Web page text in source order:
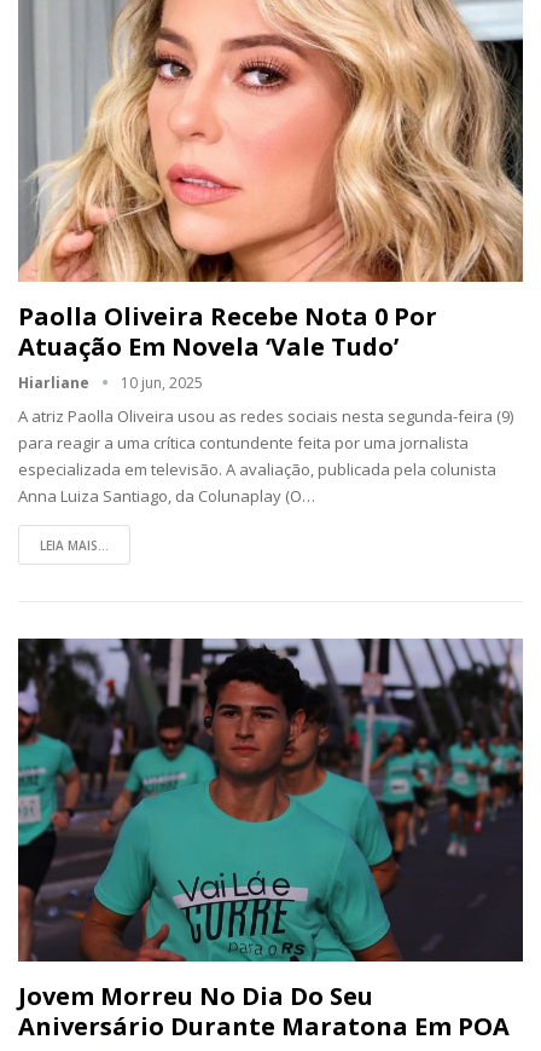
Paolla Oliveira Recebe Nota 0 Por
Atuação Em Novela ‘Vale Tudo’
Hiarliane 10 jun, 2025
A atriz Paolla Oliveira usou as redes sociais nesta segunda-feira (9)
para reagir a uma crítica contundente feita por uma jornalista
especializada em televisão. A avaliação, publicada pela colunista
Anna Luiza Santiago, da Colunaplay (O…
LEIA MAIS...
Jovem Morreu No Dia Do Seu
Aniversário Durante Maratona Em POA